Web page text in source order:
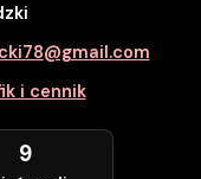
i cennik
9